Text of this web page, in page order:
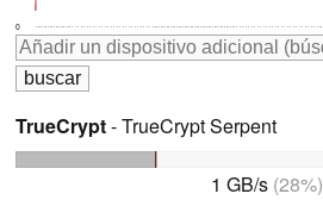
0
TrueCrypt- TrueCrypt Serpent
1 GB/s (28%)